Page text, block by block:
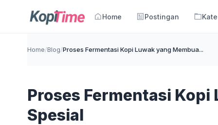
Home Postingan
Home/Blog/Proses Fermentasi Kopi Luwak yang Membua...
Proses Fermentasi
Spesial